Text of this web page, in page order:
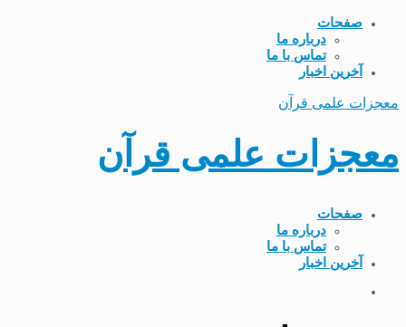
صفحات
درباره ما
تماس با ما
آخرین اخبار
معجزات علمی قرآن
معجزات علمی قرآن
صفحات
درباره ما
تماس با ما
آخرین اخبار